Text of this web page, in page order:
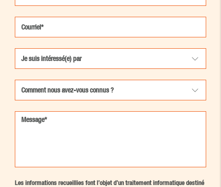
Les informations recueillies font l’objet d’un traitement informatique destiné